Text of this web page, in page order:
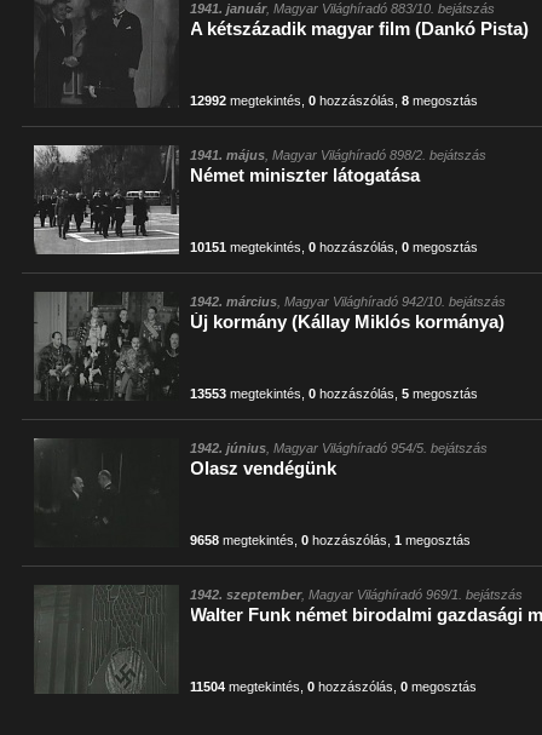
1941. január, Magyar Világhíradó 883/10. bejátszás
A kétszázadik magyar film (Dankó Pista)
12992 megtekintés ,0 hozzászólás ,8 megosztás
1941. május , Magyar Világhíradó 898/2. bejátszás
Német miniszter látogatása
10151 megtekintés ,0 hozzászólás ,0 megosztás
1942. március , Magyar Világhíradó 942/10. bejátszás
Új kormány (Kállay Miklós kormánya)
13553 megtekintés ,0 hozzászólás ,5 megosztás
1942. június , Magyar Világhíradó 954/5. bejátszás
Olasz vendégünk
9658 megtekintés ,0 hozzászólás ,1 megosztás
1942. szeptember, Magyar Világhíradó 969/1. bejátszás
Walter Funk német birodalmi gazdasági
11504 megtekintés ,0 hozzászólás ,0 megosztás